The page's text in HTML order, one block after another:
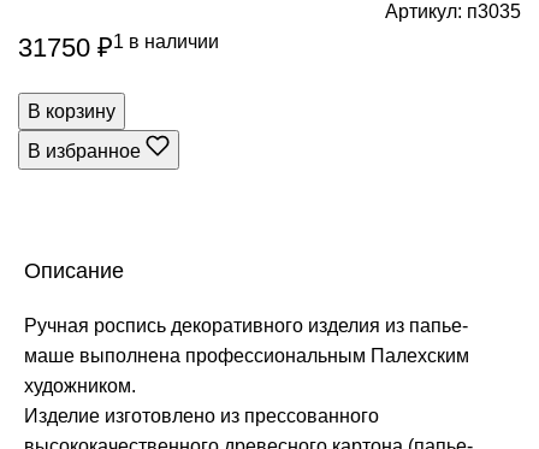
Артикул: п3035
31750 ₽1 в наличии
В корзину
В избранное
Описание
Ручная роспись декоративного изделия из папье-
маше выполнена профессиональным Палехским
художником.
Изделие изготовлено из прессованного